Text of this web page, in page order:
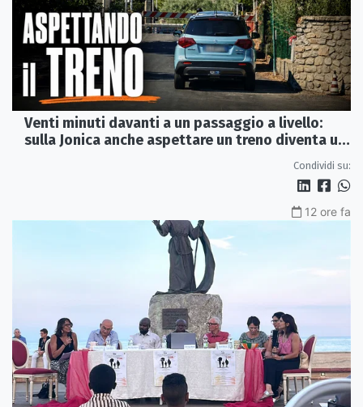
Venti minuti davanti a un passaggio a livello:
sulla Jonica anche aspettare un treno diventa un
Condividi su:
12 ore fa